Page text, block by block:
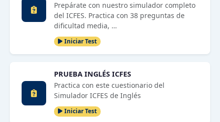
Prepárate con nuestro simulador completo
del ICFES. Practica con 38 preguntas de
dificultad media, …
Iniciar Test
PRUEBA INGLÉS ICFES
Practica con este cuestionario del
Simulador ICFES de Inglés
Iniciar Test